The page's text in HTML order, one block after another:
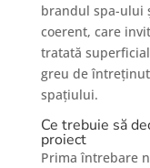
brandul spa-ului
coerent, care
tratată
greu de
spațiului.
Ce trebuie să
proiect
Prima întrebare